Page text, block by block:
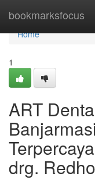
bookmarksfocus
Home
Home
1
ART
drg.